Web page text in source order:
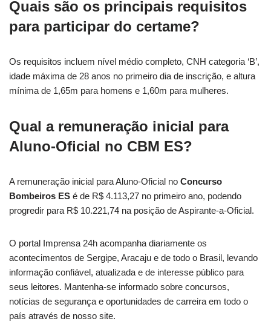
Quais são os principais requisitos
para participar do certame?
Os requisitos incluem nível médio completo, CNH categoria ‘B’,
idade máxima de 28 anos no primeiro dia de inscrição, e altura
mínima de 1,65m para homens e 1,60m para mulheres.
Qual a remuneração inicial para
Aluno-Oficial no CBM ES?
A remuneração inicial para Aluno-Oficial no Concurso
Bombeiros ES é de R$ 4.113,27 no primeiro ano, podendo
progredir para R$ 10.221,74 na posição de Aspirante-a-Oficial.
O portal Imprensa 24h acompanha diariamente os
acontecimentos de Sergipe, Aracaju e de todo o Brasil, levando
informação confiável, atualizada e de interesse público para
seus leitores. Mantenha-se informado sobre concursos,
notícias de segurança e oportunidades de carreira em todo o
país através de nosso site.